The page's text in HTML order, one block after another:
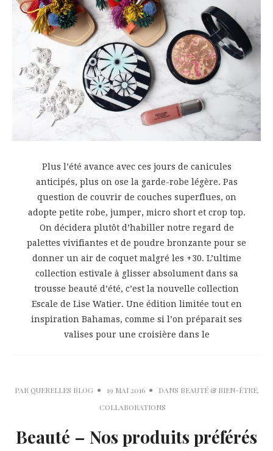
Plus l’été avance avec ces jours de canicules
anticipés, plus on ose la garde-robe légère. Pas
question de couvrir de couches superflues, on
adopte petite robe, jumper, micro short et crop top.
On décidera plutôt d’habiller notre regard de
palettes vivifiantes et de poudre bronzante pour se
donner un air de coquet malgré les +30. L’ultime
collection estivale à glisser absolument dans sa
trousse beauté d’été, c’est la nouvelle collection
Escale de Lise Watier. Une édition limitée tout en
inspiration Bahamas, comme si l’on préparait ses
valises pour une croisière dans le
PAR QUERELLES BLOG 19 MAI 2016 DANS BEAUTÉ & BIEN-ÊTRE,
COLLABORATIONS
Beauté – Nos produits préférés